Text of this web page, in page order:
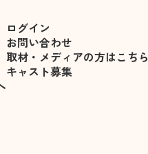
ログイン
お問い合わせ
取材・メディアの方はこちら
キャスト募集